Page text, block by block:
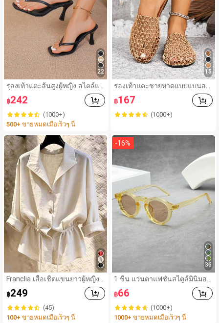
22
รองเท้าแตะส้นสูงผู้หญิง สไตล์แฟ
รี่ฤดูร้อน ส้นบาง แบบคีบ แต่งสา
ยคาดผม รองเท้าแตะชายหาดสำ
หรับเที่ยวพักผ่อน แฟชั่นสายไขว้
สำหรับเดทไนท์
฿242
(1000+)
500+ ขายหมดเมื่อเร็วๆ นี้
15
รองเท้าแตะชายหาดแบบแบนสบ
าย ๆ ลายฉลุมาใหม่สำหรับผู้หญิง
฿167
(1000+)
Franclia เสื้อเชิ้ตแขนยาวผู้หญิงแ
บบหลวมทรงสลัชชี่ลำลอง มีเชือ
กรูด ช่วยพรางหุ่น
฿249
(45)
100+ ขายหมดเมื่อเร็วๆ นี้
36
-16%
1 ชิ้น แว่นตาแฟชั่นสไตล์มินิมอล
ส่วนบุคคล กรอบกลมเล็ก วัสดุ P
C สำหรับผู้ชายและผู้หญิง เหมาะ
สำหรับงานปาร์ตี้ การเดินทาง วัน
หยุด ชายหาด และการตกแต่งปร
ะจำวัน
฿66
(1000+)
1000+ ขายหมดเมื่อเร็วๆ นี้